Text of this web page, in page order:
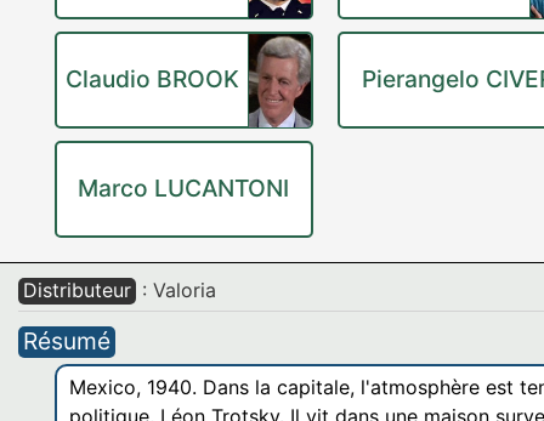
Claudio BROOK Pierangelo
Marco LUCANTONI
Distributeur : Valoria
Résumé
Mexico, 1940. Dans la capitale, l'atmosphère est
politique, Léon Trotsky. Il vit dans une maison